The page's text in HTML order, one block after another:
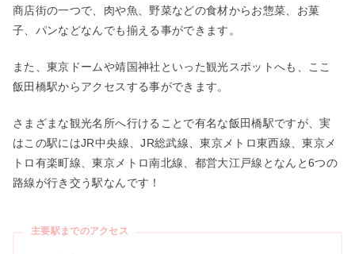
商店街の一つで、肉や魚、野菜などの食材からお惣菜、お菓
子、パンなどなんでも揃える事ができます。
また、東京ドームや靖国神社といった観光スポットへも、ここ
飯田橋駅からアクセスする事ができます。
さまざまな観光名所へ行けることで有名な飯田橋駅ですが、実
はこの駅にはJR中央線、JR総武線、東京メトロ東西線、東京メ
トロ有楽町線、東京メトロ南北線、都営大江戸線となんと6つの
路線が行き交う駅なんです！
主要駅までのアクセス